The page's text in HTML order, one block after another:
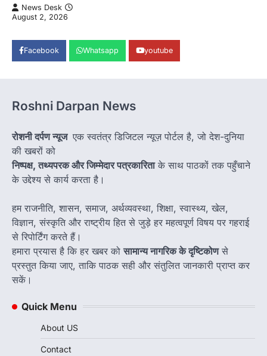
News Desk
August 2, 2026
Facebook Whatsapp youtube
Roshni Darpan News
रोशनी दर्पण न्यूज एक स्वतंत्र डिजिटल न्यूज़ पोर्टल है, जो देश-दुनिया
की खबरों को
निष्पक्ष, तथ्यपरक और जिम्मेदार पत्रकारिताके साथ पाठकों तक पहुँचाने
के उद्देश्य से कार्य करता है।
हम राजनीति, शासन, समाज, अर्थव्यवस्था, शिक्षा, स्वास्थ्य, खेल,
विज्ञान, संस्कृति और राष्ट्रीय हित से जुड़े हर महत्वपूर्ण विषय पर गहराई
से रिपोर्टिंग करते हैं।
हमारा प्रयास है कि हर खबर कोसामान्य नागरिक के दृष्टिकोणसे
प्रस्तुत किया जाए, ताकि पाठक सही और संतुलित जानकारी प्राप्त कर
सकें।
Quick Menu
About US
Contact